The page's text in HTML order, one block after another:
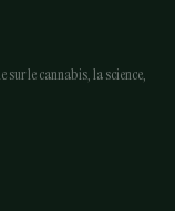
le cannabis, la science,